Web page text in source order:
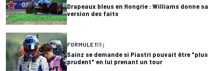
Drapeaux bleus en Hongrie : Williams donne sa
version des faits
FORMULE 113 j
Sainz se demande si Piastri pouvait être "plus
prudent" en lui prenant un tour